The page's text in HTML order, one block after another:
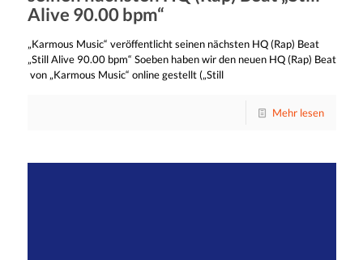
Alive 90.00 bpm“
„Karmous Music“ veröffentlicht seinen nächsten HQ (Rap) Beat
„Still Alive 90.00 bpm“ Soeben haben wir den neuen HQ (Rap) Beat
von „Karmous Music“ online gestellt („Still
Mehr lesen